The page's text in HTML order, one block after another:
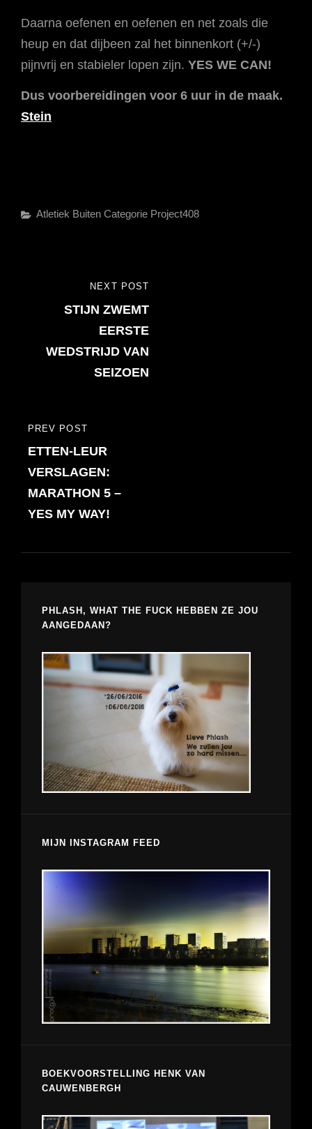
Daarna oefenen en oefenen en net zoals die
heup en dat dijbeen zal het binnenkort (+/-)
pijnvrij en stabieler lopen zijn. YES WE CAN!
Dus voorbereidingen voor 6 uur in de maak.
Stein
Categories
Atletiek Buiten Categorie Project408
navigatie
PREVIOUS
POST
PREV POST
ETTEN-LEUR
VERSLAGEN:
MARATHON 5 –
YES MY WAY!
NEXT POST
STIJN ZWEMT
EERSTE
WEDSTRIJD VAN
SEIZOEN
PHLASH, WHAT THE FUCK HEBBEN ZE JOU
AANGEDAAN?
MIJN INSTAGRAM FEED
BOEKVOORSTELLING HENK VAN
CAUWENBERGH